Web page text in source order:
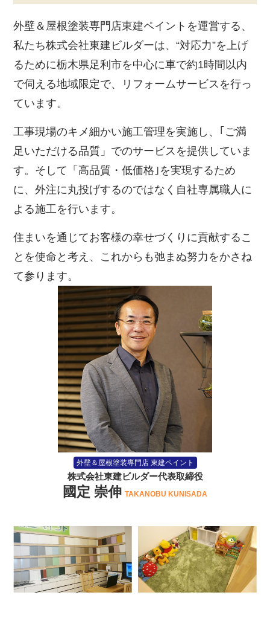
外壁＆屋根塗装専門店東建ペイントを運営する、
私たち株式会社東建ビルダーは、“対応力”を上げ
るために栃木県足利市を中心に車で約1時間以内
で伺える地域限定で、リフォームサービスを行っ
ています。
工事現場のキメ細かい施工管理を実施し、｢ご満
足いただける品質」でのサービスを提供していま
す。そして「高品質・低価格｣を実現するため
に、外注に丸投げするのではなく自社専属職人に
よる施工を行います。
住まいを通じてお客様の幸せづくりに貢献するこ
とを使命と考え、これからも弛まぬ努力をかさね
て参ります。
外壁＆屋根塗装専門店 東建ペイント
株式会社東建ビルダー代表取締役
國定 崇伸 TAKANOBU KUNISADA